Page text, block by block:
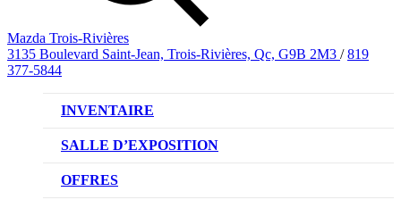
Mazda Trois-Rivières
3135 Boulevard Saint-Jean, Trois-Rivières, Qc, G9B 2M3 / 819
377-5844
INVENTAIRE
VÉHICULES NEUFS
VÉHICULES D’OCCASION
SALLE D’EXPOSITION
OFFRES